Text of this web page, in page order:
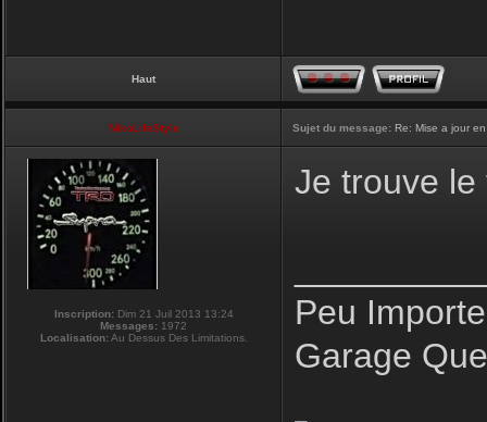
Haut
NikoLifeStyle Sujet du message: Re: Mise a jour
Inscription:Dim 21 Juil 2013 13:24
Messages: 1972
Localisation:Au Dessus Des Limitations.
Je trouve
Peu
Garage